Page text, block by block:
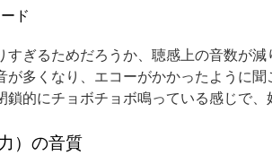
ド
すぎるためだろうか、聴感上の音数が減
多くなり、エコーがかかったように聞
鎖的にチョボチョボ鳴っている感じで、
）の音質